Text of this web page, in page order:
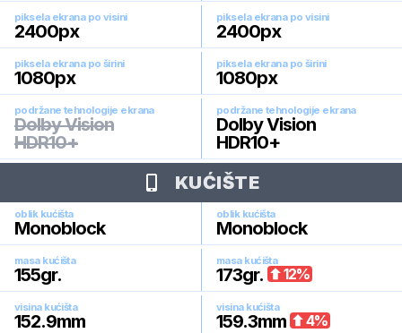
piksela ekrana po visini
2400px
piksela ekrana po visini
2400px
piksela ekrana po širini
1080px
piksela ekrana po širini
1080px
podržane tehnologije ekrana
Dolby Vision
HDR10+
podržane tehnologije ekrana
Dolby Vision
HDR10+
KUĆIŠTE
oblik kućišta
Monoblock
oblik kućišta
Monoblock
masa kućišta
155gr.
masa kućišta
173gr. 12%
visina kućišta
152.9mm
visina kućišta
159.3mm 4%